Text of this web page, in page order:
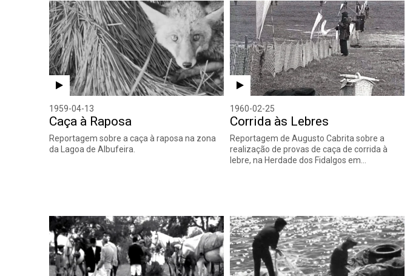
1959-04-13
Caça à Raposa
Reportagem sobre a caça à raposa na zona
da Lagoa de Albufeira.
1960-02-25
Corrida às Lebres
Reportagem de Augusto Cabrita sobre a
realização de provas de caça de corrida à
lebre, na Herdade dos Fidalgos em…